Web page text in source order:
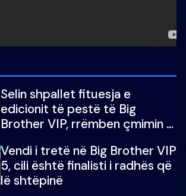
Selin shpallet fituesja e
edicionit të pestë të Big
Brother VIP, rrëmben çmimin e
Vendi i tretë në Big Brother VIP
5, cili është finalisti i radhës që
lë shtëpinë